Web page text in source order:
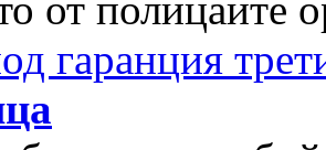
гаранция